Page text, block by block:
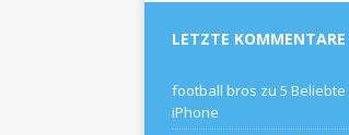
LETZTE KOMMENTARE
football bros zu 5
iPhone